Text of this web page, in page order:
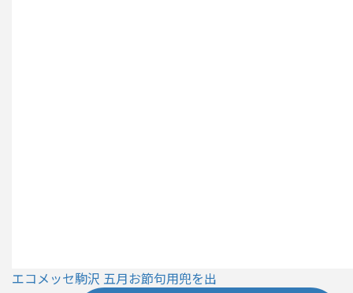
エコメッセ駒沢 五月お節句用兜を出